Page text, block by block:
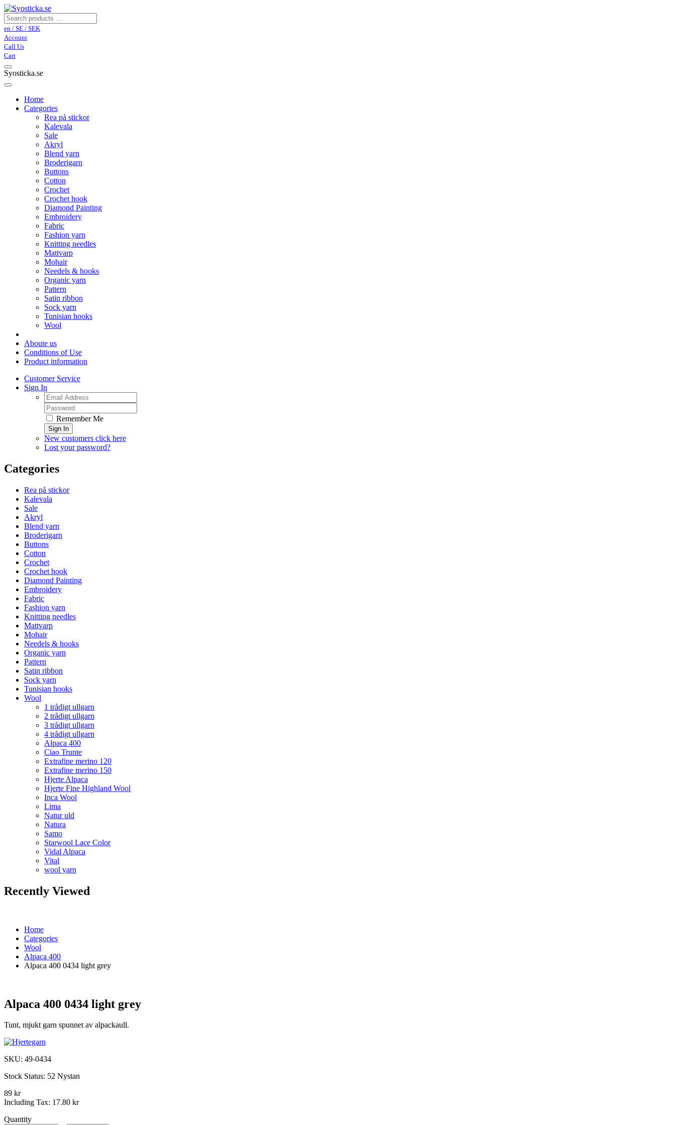
en / SE / SEK
Account
Call Us
Cart
Syosticka.se
Home
Categories
Rea på stickor
Kalevala
Sale
Akryl
Blend yarn
Broderigarn
Buttons
Cotton
Crochet
Crochet hook
Diamond Painting
Embroidery
Fabric
Fashion yarn
Knitting needles
Mattvarp
Mohair
Needels & hooks
Organic yarn
Pattern
Satin ribbon
Sock yarn
Tunisian hooks
Wool
Aboute us
Conditions of Use
Product information
Customer Service
Sign In
Remember Me
Sign In
New customers click here
Lost your password?
Categories
Rea på stickor
Kalevala
Sale
Akryl
Blend yarn
Broderigarn
Buttons
Cotton
Crochet
Crochet hook
Diamond Painting
Embroidery
Fabric
Fashion yarn
Knitting needles
Mattvarp
Mohair
Needels & hooks
Organic yarn
Pattern
Satin ribbon
Sock yarn
Tunisian hooks
Wool
1 trådigt ullgarn
2 trådigt ullgarn
3 trådigt ullgarn
4 trådigt ullgarn
Alpaca 400
Ciao Trunte
Extrafine merino 120
Extrafine merino 150
Hjerte Alpaca
Hjerte Fine Highland Wool
Inca Wool
Lima
Natur uld
Natura
Samo
Starwool Lace Color
Vidal Alpaca
Vital
wool yarn
Recently Viewed
Home
Categories
Wool
Alpaca 400
Alpaca 400 0434 light grey
Alpaca 400 0434 light grey
Tunt, mjukt garn spunnet av alpackaull.
SKU: 49-0434
Stock Status: 52 Nystan
89 kr
Including Tax: 17.80 kr
Quantity